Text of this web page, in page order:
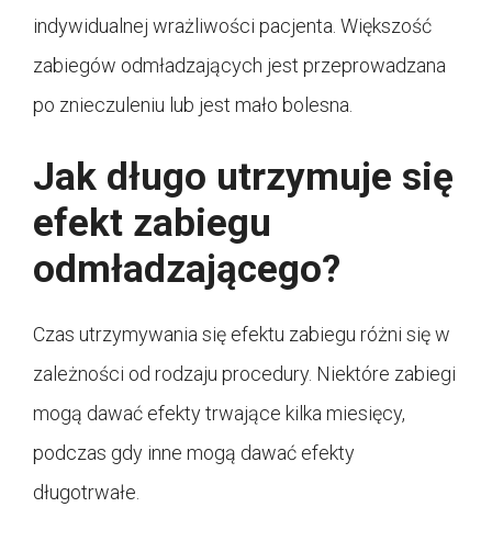
indywidualnej wrażliwości pacjenta. Większość
zabiegów odmładzających jest przeprowadzana
po znieczuleniu lub jest mało bolesna.
Jak długo utrzymuje się
efekt zabiegu
odmładzającego?
Czas utrzymywania się efektu zabiegu różni się w
zależności od rodzaju procedury. Niektóre zabiegi
mogą dawać efekty trwające kilka miesięcy,
podczas gdy inne mogą dawać efekty
długotrwałe.